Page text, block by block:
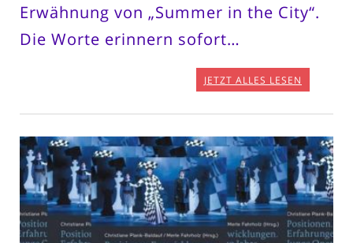
Erwähnung von „Summer in the City“.
Die Worte erinnern sofort…
JETZT ALLES LESEN